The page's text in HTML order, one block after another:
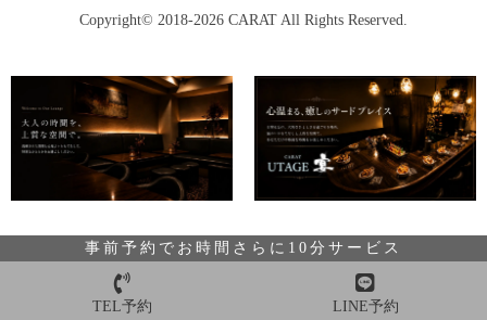
Copyright© 2018-2026 CARAT All Rights Reserved.
事前予約でお時間さらに10分サービス
TEL予約 LINE予約